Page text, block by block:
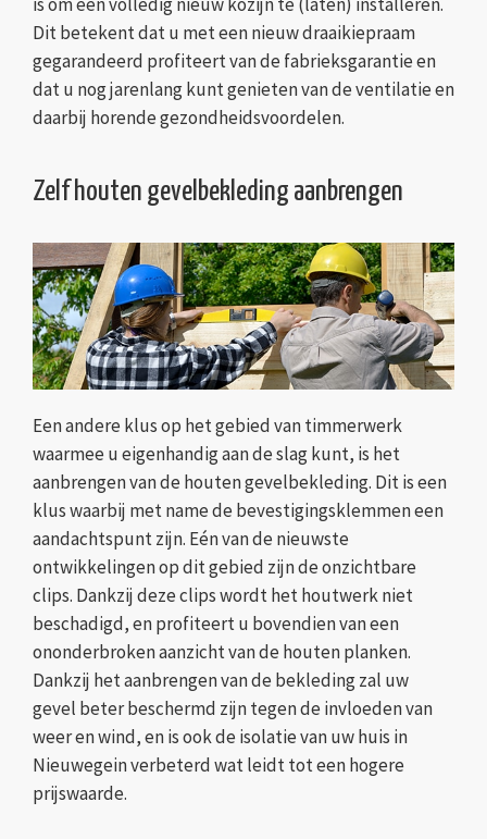
Dit betekent dat u met een nieuw draaikiepraam
gegarandeerd profiteert van de fabrieksgarantie en
dat u nog jarenlang kunt genieten van de ventilatie en
daarbij horende gezondheidsvoordelen.
Zelf houten gevelbekleding aanbrengen
Een andere klus op het gebied van timmerwerk
waarmee u eigenhandig aan de slag kunt, is het
aanbrengen van de houten gevelbekleding. Dit is een
klus waarbij met name de bevestigingsklemmen een
aandachtspunt zijn. Eén van de nieuwste
ontwikkelingen op dit gebied zijn de onzichtbare
clips. Dankzij deze clips wordt het houtwerk niet
beschadigd, en profiteert u bovendien van een
ononderbroken aanzicht van de houten planken.
Dankzij het aanbrengen van de bekleding zal uw
gevel beter beschermd zijn tegen de invloeden van
weer en wind, en is ook de isolatie van uw huis in
Nieuwegein verbeterd wat leidt tot een hogere
prijswaarde.